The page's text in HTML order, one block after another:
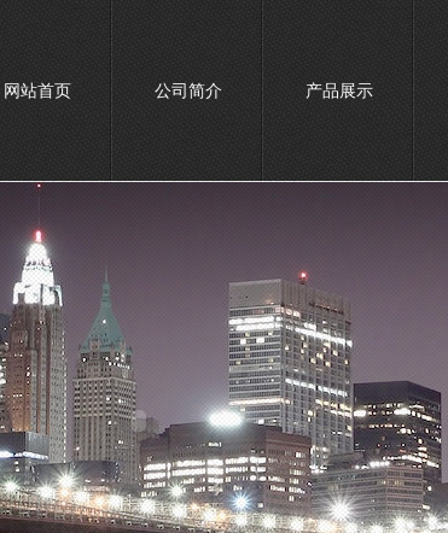
网站首页 公司简介 产品展示
联系我们